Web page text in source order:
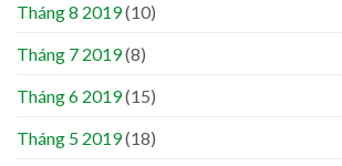
Tháng 8 2019(10)
Tháng 7 2019(8)
Tháng 6 2019(15)
Tháng 5 2019(18)